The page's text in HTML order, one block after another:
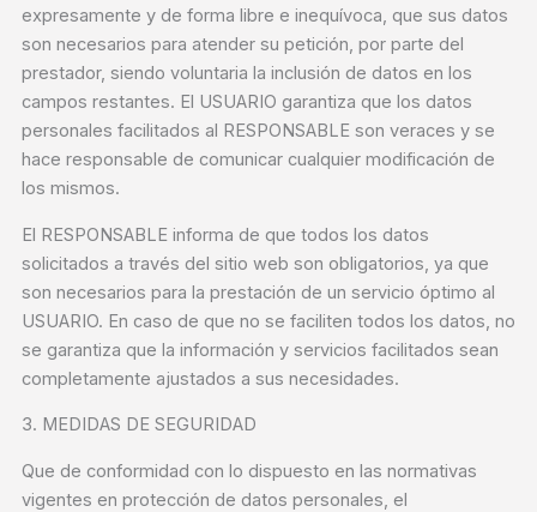
expresamente y de forma libre e inequívoca, que sus datos
son necesarios para atender su petición, por parte del
prestador, siendo voluntaria la inclusión de datos en los
campos restantes. El USUARIO garantiza que los datos
personales facilitados al RESPONSABLE son veraces y se
hace responsable de comunicar cualquier modificación de
los mismos.
El RESPONSABLE informa de que todos los datos
solicitados a través del sitio web son obligatorios, ya que
son necesarios para la prestación de un servicio óptimo al
USUARIO. En caso de que no se faciliten todos los datos, no
se garantiza que la información y servicios facilitados sean
completamente ajustados a sus necesidades.
3. MEDIDAS DE SEGURIDAD
Que de conformidad con lo dispuesto en las normativas
vigentes en protección de datos personales, el